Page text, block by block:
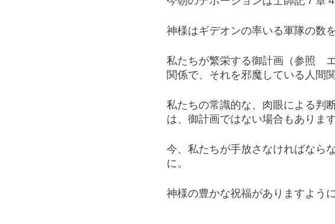
神様はギデオンの率いる軍隊の数
私たちが繁栄する御計画（参照　
関係で、それを邪魔している人間
私たちの常識的な、肉眼による判
は、御計画ではない場合もあります
今、私たちが手放さなければなら
に。
神様の豊かな祝福がありますように